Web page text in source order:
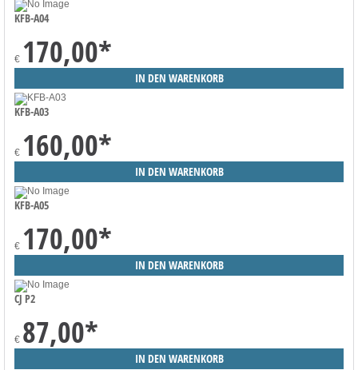
KFB-A04
€ 170,00*
KFB-A03
€ 160,00*
KFB-A05
€ 170,00*
CJ P2
€ 87,00*